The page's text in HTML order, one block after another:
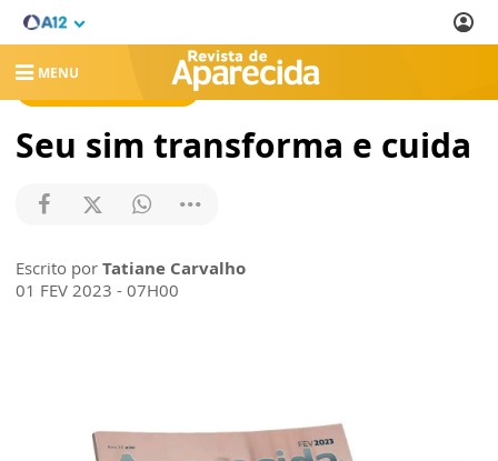
MENU
REVISTA DE APARECIDA
Seu sim transforma e cuida
Escrito por Tatiane Carvalho
01 FEV 2023 - 07H00